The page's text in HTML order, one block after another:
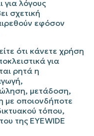
για λόγους
σχετική
εφόσον
ότι κάνετε χρήση
για
ρητά η
μετάδοση,
με οποιονδήποτε
τόπου,
της EYEWIDE